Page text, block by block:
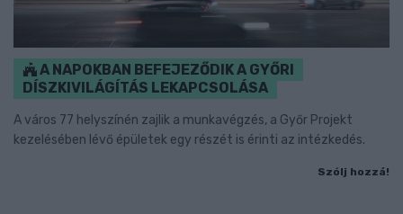
A NAPOKBAN BEFEJEZŐDIK A GYŐRI
DÍSZKIVILÁGÍTÁS LEKAPCSOLÁSA
A város 77 helyszínén zajlik a munkavégzés, a Győr Projekt
kezelésében lévő épületek egy részét is érinti az intézkedés.
Szólj hozzá!